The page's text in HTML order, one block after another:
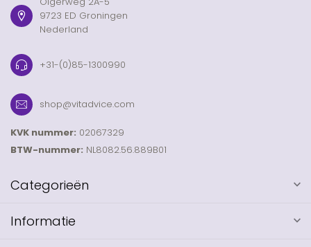
9723 ED Groningen
Nederland
+31-(0)85-1300990
shop@vitadvice.com
KVK nummer: 02067329
BTW-nummer: NL8082.56.889B01
Categorieën
Informatie